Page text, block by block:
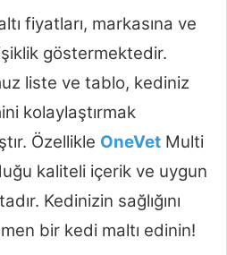
fiyatları, markasına ve
göstermektedir.
liste ve tablo, kediniz
kolaylaştırmak
Özellikle OneVet Multi
kaliteli içerik ve uygun
Kedinizin sağlığını
bir kedi maltı edinin!